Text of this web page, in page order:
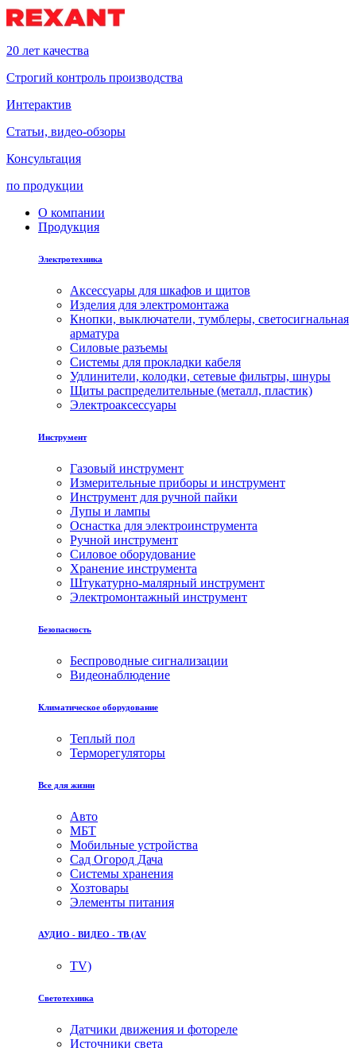
20 лет качества
Строгий контроль производства
Интерактив
Статьи, видео-обзоры
Консультация
по продукции
О компании
Продукция
Электротехника
Аксессуары для шкафов и щитов
Изделия для электромонтажа
Кнопки, выключатели, тумблеры, светосигнальная
арматура
Силовые разъемы
Системы для прокладки кабеля
Удлинители, колодки, сетевые фильтры, шнуры
Щиты распределительные (металл, пластик)
Электроаксессуары
Инструмент
Газовый инструмент
Измерительные приборы и инструмент
Инструмент для ручной пайки
Лупы и лампы
Оснастка для электроинструмента
Ручной инструмент
Силовое оборудование
Хранение инструмента
Штукатурно-малярный инструмент
Электромонтажный инструмент
Безопасность
Беспроводные сигнализации
Видеонаблюдение
Климатическое оборудование
Теплый пол
Терморегуляторы
Все для жизни
Авто
МБТ
Мобильные устройства
Сад Огород Дача
Системы хранения
Хозтовары
Элементы питания
АУДИО - ВИДЕО - ТВ (AV
TV)
Светотехника
Датчики движения и фотореле
Источники света